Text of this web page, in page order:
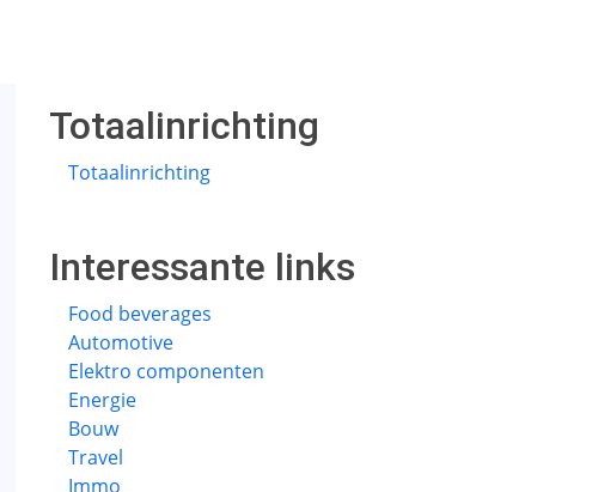
Totaalinrichting
Totaalinrichting
Interessante links
Food beverages
Automotive
Elektro componenten
Energie
Bouw
Travel
Immo